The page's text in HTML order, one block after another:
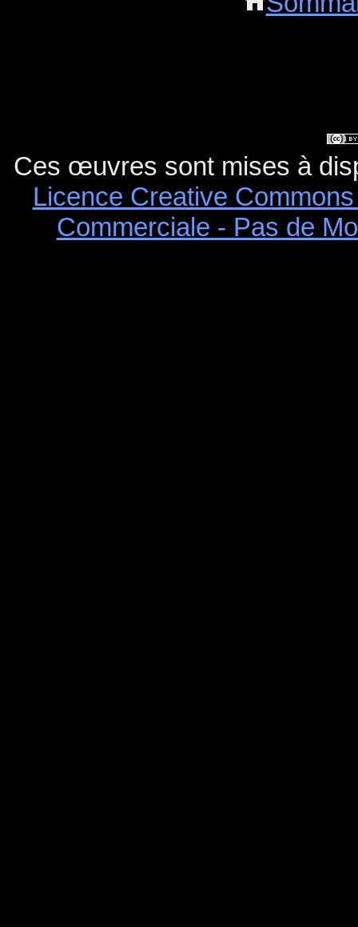
Ces œuvres sont mises à
Licence Creative
Commerciale - Pas de